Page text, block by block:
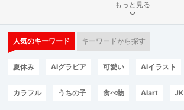
もっと見る
人気のキーワード キーワードから探す
夏休み AIグラビア 可愛い AIイラスト
カラフル うちの子 食べ物 AIart JK